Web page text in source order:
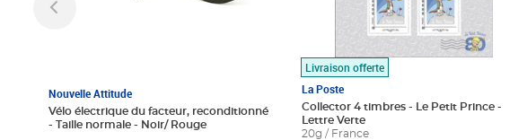
Nouvelle Attitude
Vélo électrique du facteur, reconditionné
- Taille normale - Noir/ Rouge
Livraison offerte
La Poste
Collector 4 timbres - Le Petit Prince -
Lettre Verte
20g / France